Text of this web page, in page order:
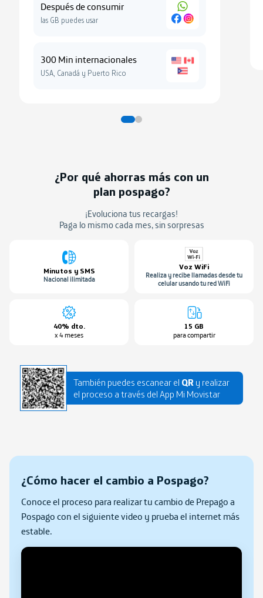
Después de consumir
las GB puedes usar
300 Min internacionales
USA, Canadá y Puerto Rico
¿Por qué ahorras más con un
plan pospago?
¡Evoluciona tus recargas!
Paga lo mismo cada mes, sin sorpresas
Minutos y SMS
Nacional ilimitada
Voz WiFi
Realiza y recibe llamadas desde tu
celular usando tu red WiFi
40% dto.
x 4 meses
15 GB
para compartir
También puedes escanear el QR y realizar
el proceso a través del App Mi Movistar
¿Cómo hacer el cambio a Pospago?
Conoce el proceso para realizar tu cambio de Prepago a
Pospago con el siguiente video y prueba el internet más
estable.